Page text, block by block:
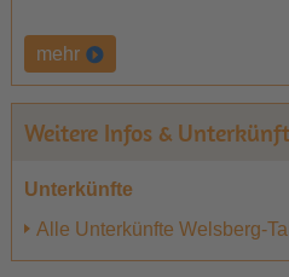
mehr
Weitere Infos &
Unterkünfte
Alle Unterkünfte Welsberg-